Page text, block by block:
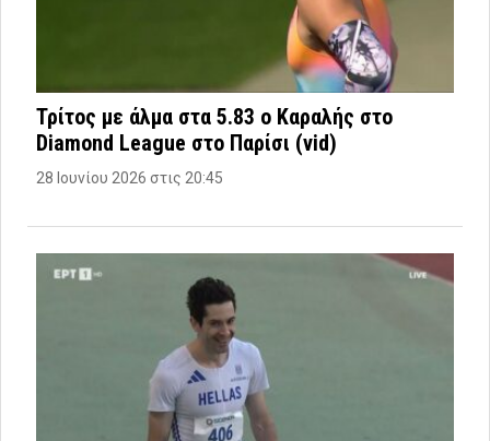
Τρίτος με άλμα στα 5.83 ο Καραλής στο
Diamond League στο Παρίσι (vid)
28 Ιουνίου 2026 στις 20:45